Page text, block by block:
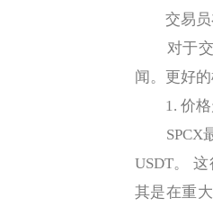
交易员在
对于交
闻。更好
1. 价格
SPCX最
USDT。
其是在重